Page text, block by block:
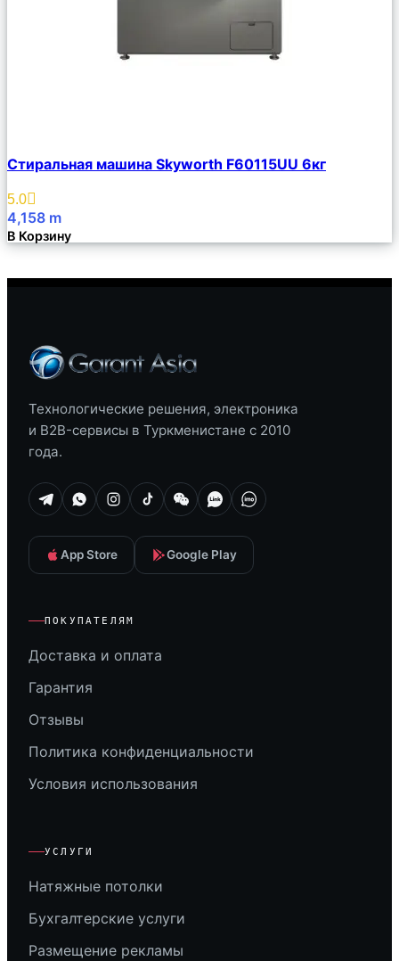
Описание
Избранное
Стиральная машина Skyworth F60115UU 6кг
5.0
4,158 m
В Корзину
Технологические решения, электроника
и B2B-сервисы в Туркменистане с 2010
года.
App Store Google Play
ПОКУПАТЕЛЯМ
Доставка и оплата
Гарантия
Отзывы
Политика конфиденциальности
Условия использования
УСЛУГИ
Натяжные потолки
Бухгалтерские услуги
Размещение рекламы